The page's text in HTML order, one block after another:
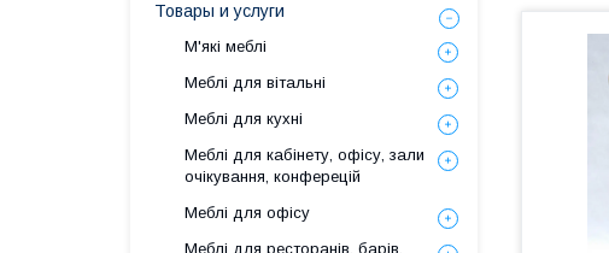
Товары и услуги
М'які меблі
Меблі для вітальні
Меблі для кухні
Меблі для кабінету, офісу, зали
очікування, конферецій
Меблі для офісу
Меблі для ресторанів, барів,